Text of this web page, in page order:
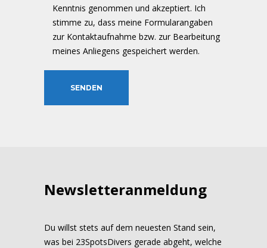
Kenntnis genommen und akzeptiert. Ich
stimme zu, dass meine Formularangaben
zur Kontaktaufnahme bzw. zur Bearbeitung
meines Anliegens gespeichert werden.
Newsletteranmeldung
Du willst stets auf dem neuesten Stand sein,
was bei 23SpotsDivers gerade abgeht, welche